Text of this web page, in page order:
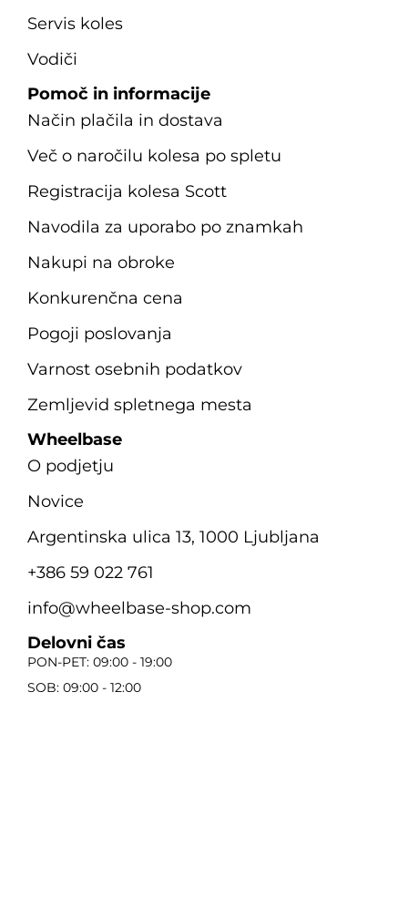
Servis koles
Vodiči
Pomoč in informacije
Način plačila in dostava
Več o naročilu kolesa po spletu
Registracija kolesa Scott
Navodila za uporabo po znamkah
Nakupi na obroke
Konkurenčna cena
Pogoji poslovanja
Varnost osebnih podatkov
Zemljevid spletnega mesta
Wheelbase
O podjetju
Novice
Argentinska ulica 13, 1000 Ljubljana
+386 59 022 761
info@wheelbase-shop.com
Delovni čas
PON-PET: 09:00 - 19:00
SOB: 09:00 - 12:00